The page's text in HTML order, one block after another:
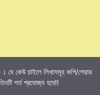
যে কেউ চাইলে লিখাসমূহ কপি/শেয়ার
শর্ত প্রযোজ্য হবে!!